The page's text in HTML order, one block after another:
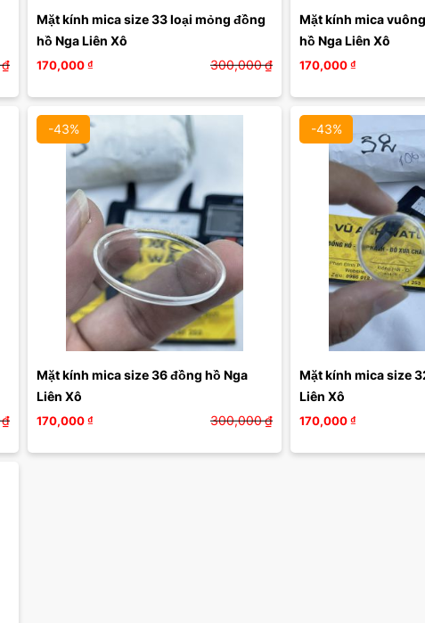
₫
Mặt kính mica size 33 loại mỏng đồng
170,000₫ 300,000₫
Mặt kính mica
170,000₫
₫
-43%
Mặt kính mica size 36 đồng hồ Nga
170,000₫ 300,000₫
-43%
Mặt kính mica size
170,000₫